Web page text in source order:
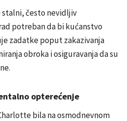
često nevidljiv
potreban da bi kućanstvo
zadatke poput zakazivanja
obroka i osiguravanja da su
opterećenje
bila na osmodnevnom